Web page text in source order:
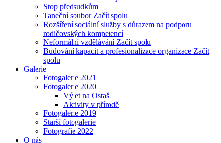
Stop předsudkům
Taneční soubor Začít spolu
Rozšíření sociální služby s důrazem na podporu
rodičovských kompetencí
Neformální vzdělávání Začít spolu
Budování kapacit a profesionalizace organizace Začít
spolu
Galerie
Fotogalerie 2021
Fotogalerie 2020
Výlet na Ostaš
Aktivity v přírodě
Fotogalerie 2019
Starší fotogalerie
Fotografie 2022
O nás